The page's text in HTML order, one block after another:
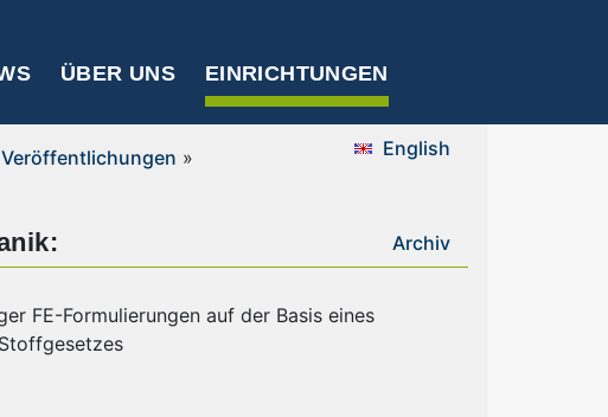
ÜBER UNS EINRICHTUNGEN
Veröffentlichungen »
English
Archiv
FE-Formulierungen auf der Basis eines